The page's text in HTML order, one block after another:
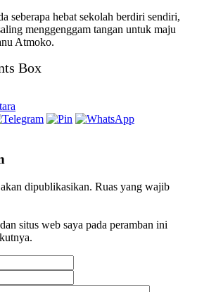
seberapa hebat sekolah berdiri sendiri,
menggenggam tangan untuk maju
Atmoko.
Box
dipublikasikan. Ruas yang wajib
situs web saya pada peramban ini